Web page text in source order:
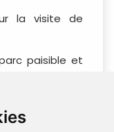
la visite de
paisible et
une simple
l’endroit
après son